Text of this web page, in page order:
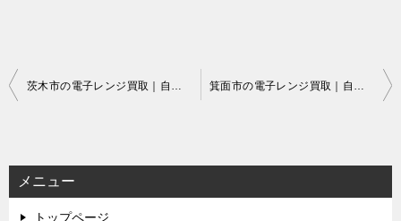
投
ビ
ゲ
茨木市の電子レンジ買取｜自宅出張でラクラク即現金 箕面市の電子レンジ買取｜自宅出張でラクラク即現金
メニュー
トップページ